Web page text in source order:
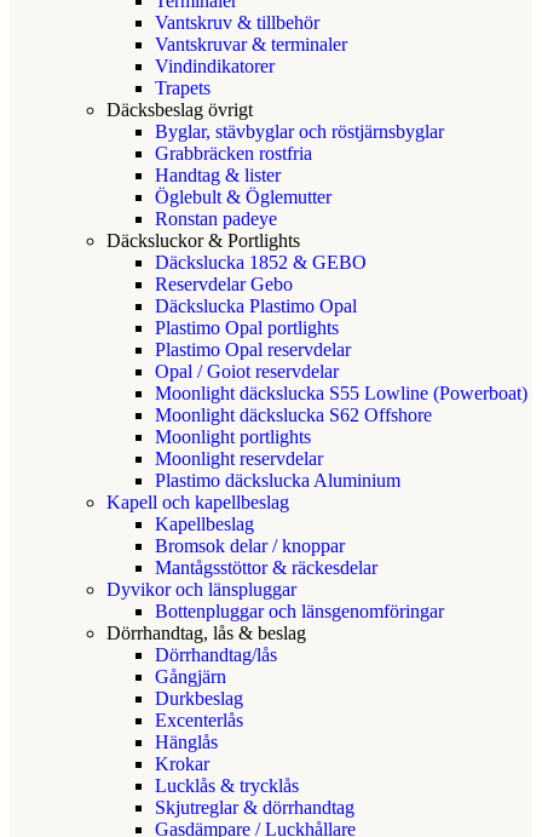
Vantskruv & tillbehör
Vantskruvar & terminaler
Vindindikatorer
Trapets
Däcksbeslag övrigt
Byglar, stävbyglar och röstjärnsbyglar
Grabbräcken rostfria
Handtag & lister
Öglebult & Öglemutter
Ronstan padeye
Däcksluckor & Portlights
Däckslucka 1852 & GEBO
Reservdelar Gebo
Däckslucka Plastimo Opal
Plastimo Opal portlights
Plastimo Opal reservdelar
Opal / Goiot reservdelar
Moonlight däckslucka S55 Lowline (Powerboat)
Moonlight däckslucka S62 Offshore
Moonlight portlights
Moonlight reservdelar
Plastimo däckslucka Aluminium
Kapell och kapellbeslag
Kapellbeslag
Bromsok delar / knoppar
Mantågsstöttor & räckesdelar
Dyvikor och länspluggar
Bottenpluggar och länsgenomföringar
Dörrhandtag, lås & beslag
Dörrhandtag/lås
Gångjärn
Durkbeslag
Excenterlås
Hänglås
Krokar
Lucklås & trycklås
Skjutreglar & dörrhandtag
Gasdämpare / Luckhållare